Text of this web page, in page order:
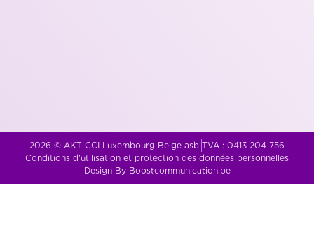
2026 © AKT CCI Luxembourg Belge asblTVA : 0413 204 756
Conditions d'utilisation et protection des données personnelles
Design By Boostcommunication.be